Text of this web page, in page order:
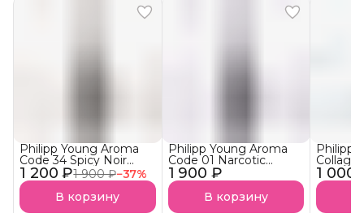
1 200 ₽1 900 ₽−37%
Philipp Young Aroma
Code 34 Spicy Noir
Арома-Бустер Пряный
нуар АКЦИЯ!
В корзину
1 900 ₽
Philipp Young Aroma
Code 01 Narcotic
Blossom Арома-
Бустер
Наркотический
Цветок
В корзину
1 000
Philipp
Ultra